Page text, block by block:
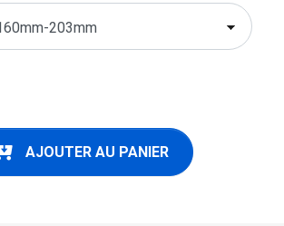
AJOUTER AU PANIER